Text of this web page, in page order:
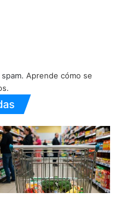
Aprende cómo se